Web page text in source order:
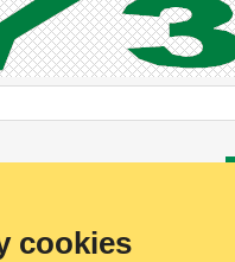
cookies